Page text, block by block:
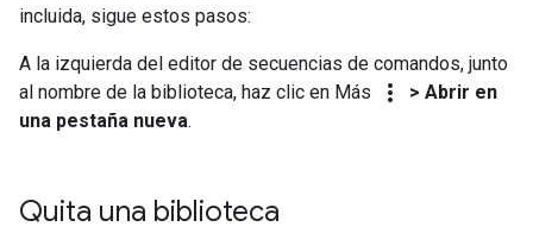
incluida, sigue estos pasos:
A la izquierda del editor de secuencias de comandos, junto
al nombre de la biblioteca, haz clic en Más
more_vert
> Abrir en
una pestaña nueva.
Quita una biblioteca